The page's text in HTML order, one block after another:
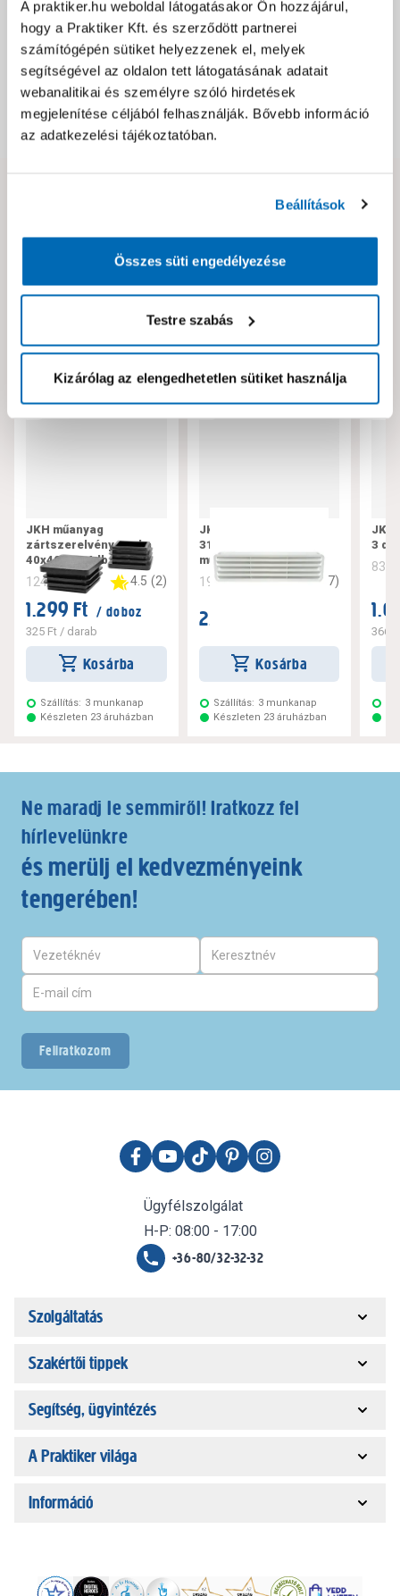
A praktiker.hu weboldal látogatásakor Ön hozzájárul,
hogy a Praktiker Kft. és szerződött partnerei
számítógépén sütiket helyezzenek el, melyek
segítségével az oldalon tett látogatásának adatait
webanalitikai és személyre szóló hirdetések
megjelenítése céljából felhasználják. Bővebb információ
az adatkezelési tájékoztatóban.
Beállítások
Összes süti engedélyezése
Testre szabás
Kizárólag az elengedhetetlen sütiket használja
Jótállás, szavatosság
Csomagolási és súly információk
Dokumentumok, felelős személy
Hibát találtál az oldalon vagy a termék leírásában?
Neked ajánljuk!
JKH műanyag
zártszerelvény sapka
40x40mm, 4db
124221 4.5 (2)
1.299 Ft / doboz
325 Ft / darab
Kosárba
Szállítás: 3 munkanap
Készleten 23 áruházban
JKH szellőzőrács
316x83mm, fehér,
műanyag
194101 4.7 7)
2.399 Ft
Kosárba
Szállítás: 3 munkanap
Készleten 23 áruházban
JKH
3
366
Ne maradj le semmiről! Iratkozz fel
hírlevelünkre
és merülj el kedvezményeink
tengerében!
Feliratkozom
Ügyfélszolgálat
H-P: 08:00 - 17:00
+36-80/32-32-32
Szolgáltatás
Szakértői tippek
Segítség, ügyintézés
A Praktiker világa
Információ